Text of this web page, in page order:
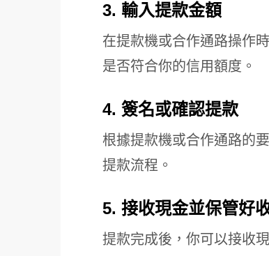
3. 輸入提款金額
在提款機或合作通路操作
是否符合你的信用額度。
4. 簽名或確認提款
根據提款機或合作通路的
提款流程。
5. 接收現金並保管好
提款完成後，你可以接收